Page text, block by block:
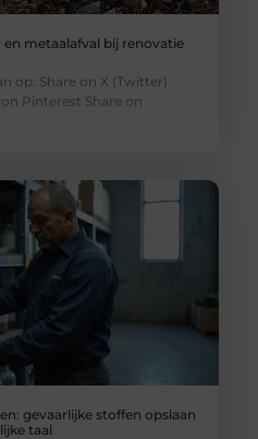
metaalafval bij renovatie
op: Share on X (Twitter)
Pinterest Share on
gevaarlijke stoffen opslaan
taal